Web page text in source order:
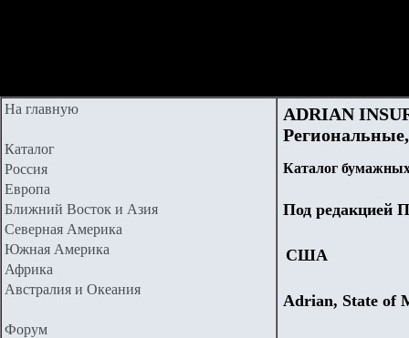
На главную
Каталог
Россия
Европа
Ближний Восток и Азия
Северная Америка
Южная Америка
Африка
Австралия и Океания
Форум
ADRIAN
Каталог
Под редакцией
США
Adrian, State of